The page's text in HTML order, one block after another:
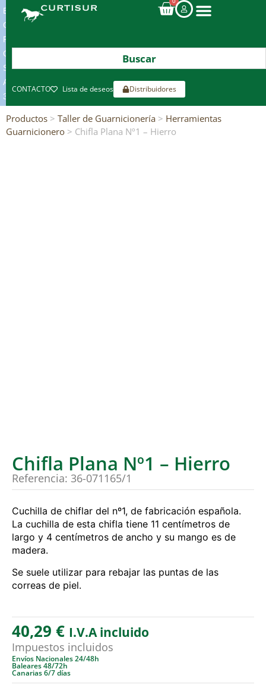
ENVIOS
GRATIS
POR
COMPRAS
SUPERIORES
A
300€*
CONTACTO Lista de deseos Distribuidores
Productos > Taller de Guarnicionería > Herramientas
Guarnicionero > Chifla Plana Nº1 – Hierro
Chifla Plana Nº1 – Hierro
Referencia: 36-071165/1
Cuchilla de chiflar del nº1, de fabricación española.
La cuchilla de esta chifla tiene 11 centímetros de
largo y 4 centímetros de ancho y su mango es de
madera.
Se suele utilizar para rebajar las puntas de las
correas de piel.
40,29 € I.V.A incluido
Impuestos incluidos
Envíos Nacionales 24/48h
Baleares 48/72h
Canarias 6/7 días